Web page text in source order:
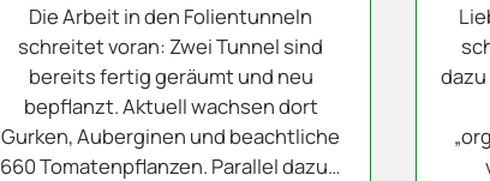
Die Arbeit in den Folientunneln
schreitet voran: Zwei Tunnel sind
bereits fertig geräumt und neu
bepflanzt. Aktuell wachsen dort
Gurken, Auberginen und beachtliche
660 Tomatenpflanzen. Parallel dazu…